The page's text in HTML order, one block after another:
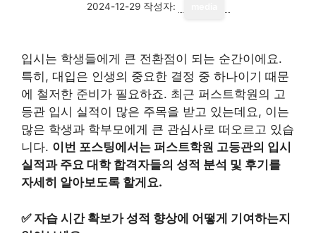
2024-12-29 작성자:
입시는 학생들에게 큰 전환점이 되는 순간이에요.
특히, 대입은 인생의 중요한 결정 중 하나이기 때문
에 철저한 준비가 필요하죠. 최근 퍼스트학원의 고
등관 입시 실적이 많은 주목을 받고 있는데요, 이는
많은 학생과 학부모에게 큰 관심사로 떠오르고 있습
니다. 이번 포스팅에서는 퍼스트학원 고등관의 입시
실적과 주요 대학 합격자들의 성적 분석 및 후기를
자세히 알아보도록 할게요.
✅ 자습 시간 확보가 성적 향상에 어떻게 기여하는지